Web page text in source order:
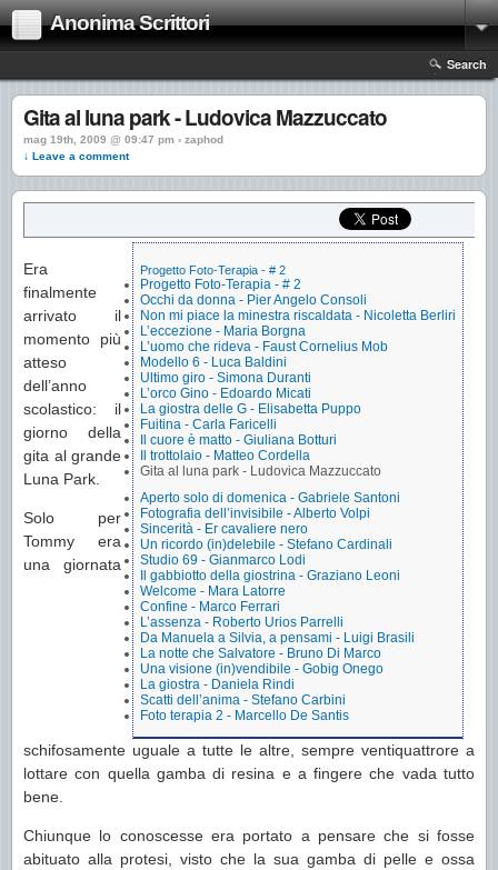
Anonima Scrittori
Search
Gita al luna park - Ludovica Mazzuccato
mag 19th, 2009 @ 09:47 pm › zaphod
↓ Leave a comment
Progetto Foto-Terapia - # 2
Progetto Foto-Terapia - # 2
Occhi da donna - Pier Angelo Consoli
Non mi piace la minestra riscaldata - Nicoletta Berliri
L’eccezione - Maria Borgna
L’uomo che rideva - Faust Cornelius Mob
Modello 6 - Luca Baldini
Ultimo giro - Simona Duranti
L’orco Gino - Edoardo Micati
La giostra delle G - Elisabetta Puppo
Fuitina - Carla Faricelli
Il cuore è matto - Giuliana Botturi
Il trottolaio - Matteo Cordella
Gita al luna park - Ludovica Mazzuccato
Aperto solo di domenica - Gabriele Santoni
Fotografia dell’invisibile - Alberto Volpi
Sincerità - Er cavaliere nero
Un ricordo (in)delebile - Stefano Cardinali
Studio 69 - Gianmarco Lodi
Il gabbiotto della giostrina - Graziano Leoni
Welcome - Mara Latorre
Confine - Marco Ferrari
L’assenza - Roberto Urios Parrelli
Da Manuela a Silvia, a pensami - Luigi Brasili
La notte che Salvatore - Bruno Di Marco
Una visione (in)vendibile - Gobig Onego
La giostra - Daniela Rindi
Scatti dell’anima - Stefano Carbini
Foto terapia 2 - Marcello De Santis
Era
finalmente
arrivato il
momento più
atteso
dell’anno
scolastico: il
giorno della
gita al grande
Luna Park.
Solo per
Tommy era
una giornata
schifosamente uguale a tutte le altre, sempre ventiquattrore a
lottare con quella gamba di resina e a fingere che vada tutto
bene.
Chiunque lo conoscesse era portato a pensare che si fosse
abituato alla protesi, visto che la sua gamba di pelle e ossa